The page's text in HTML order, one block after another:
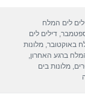
לים המלח
,דילים לים
באוקטובר,מלונות
ברגע האחרון,
,מלונות בים